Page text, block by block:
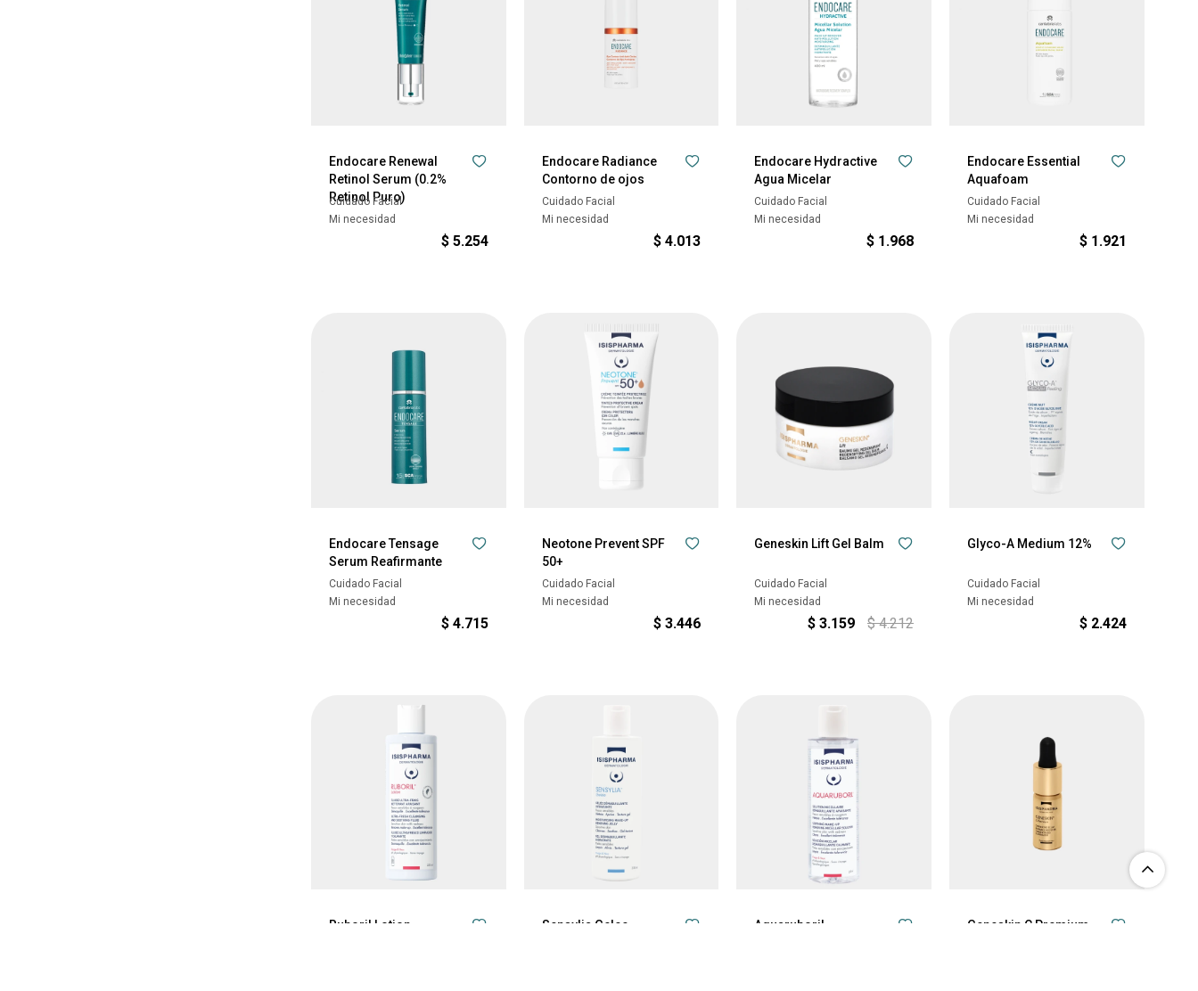
Endocare Renewal
Retinol Serum (0.2%
Retinol Puro)
Cuidado Facial
Mi necesidad
$ 5.254
Endocare Radiance
Contorno de ojos
Cuidado Facial
Mi necesidad
$ 4.013
Endocare Hydractive
Agua Micelar
Cuidado Facial
Mi necesidad
$ 1.968
Endocare Essential
Aquafoam
Cuidado Facial
Mi necesidad
$ 1.921
Endocare Tensage
Serum Reafirmante
Cuidado Facial
Mi necesidad
$ 4.715
Neotone Prevent SPF
50+
Cuidado Facial
Mi necesidad
$ 3.446
Geneskin Lift Gel Balm
Cuidado Facial
Mi necesidad
$ 3.159 $ 4.212
Glyco-A Medium 12%
Cuidado Facial
Mi necesidad
$ 2.424
Ruboril Lotion Sensylia Gelee Aquaruboril Geneskin C Premium